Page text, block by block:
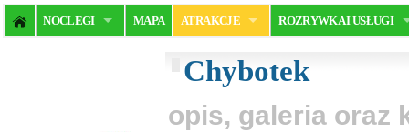
NOCLEGI MAPA ATRAKCJE ROZRYWKA I USŁUGI
Chybotek
opis, galeria oraz